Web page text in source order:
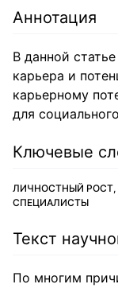
Аннотация
В данной
карьера и
карьерному
для
Ключевые
ЛИЧНОСТНЫЙ РОСТ,
СПЕЦИАЛИСТЫ
Текст
По многим